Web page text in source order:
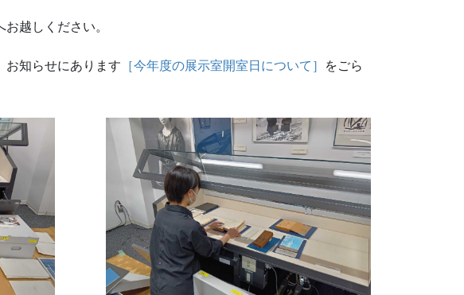
越しください。
お知らせにあります ［今年度の展示室開室日について］
をごら